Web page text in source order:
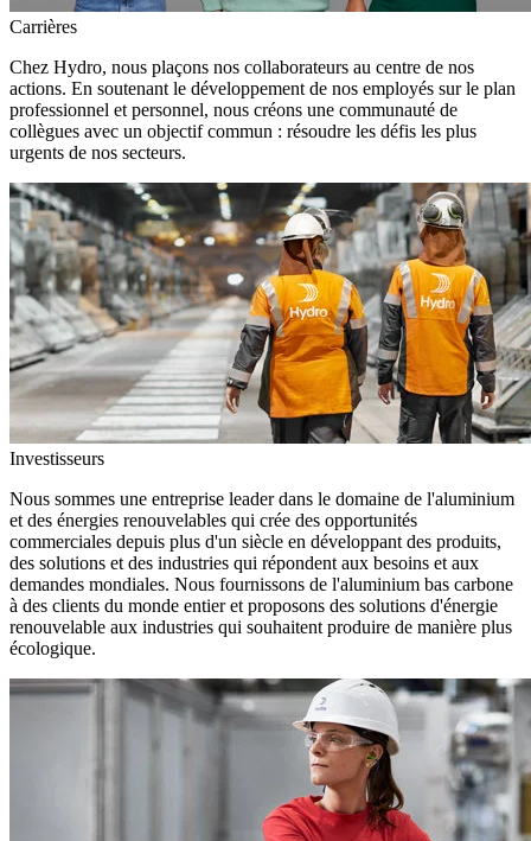
Carrières
Chez Hydro, nous plaçons nos collaborateurs au centre de nos
actions. En soutenant le développement de nos employés sur le plan
professionnel et personnel, nous créons une communauté de
collègues avec un objectif commun : résoudre les défis les plus
urgents de nos secteurs.
Investisseurs
Nous sommes une entreprise leader dans le domaine de l'aluminium
et des énergies renouvelables qui crée des opportunités
commerciales depuis plus d'un siècle en développant des produits,
des solutions et des industries qui répondent aux besoins et aux
demandes mondiales. Nous fournissons de l'aluminium bas carbone
à des clients du monde entier et proposons des solutions d'énergie
renouvelable aux industries qui souhaitent produire de manière plus
écologique.